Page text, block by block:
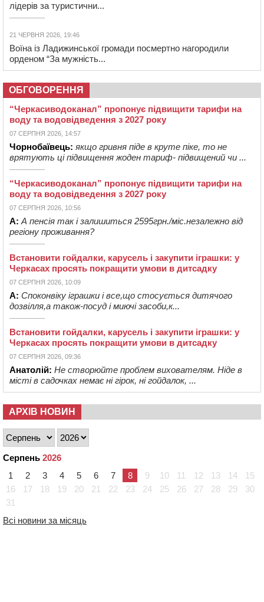
лідерів за туристични...
21 ЧЕРВНЯ 2026, 19:46
Воїна із Ладижинської громади посмертно нагородили
орденом “За мужність...
ОБГОВОРЕННЯ
“Черкасиводоканал” пропонує підвищити тарифи на
воду та водовідведення з 2027 року
07 СЕРПНЯ 2026, 14:57
Чорнобаївець: якщо гривня піде в круте піке, то не
врятують ці підвищення жоден тариф- підвищений чи ...
“Черкасиводоканал” пропонує підвищити тарифи на
воду та водовідведення з 2027 року
07 СЕРПНЯ 2026, 10:56
А: А пенсія так і залишиться 2595грн./міс.незалежно від
регіону проживання?
Встановити гойдалки, карусель і закупити іграшки: у
Черкасах просять покращити умови в дитсадку
07 СЕРПНЯ 2026, 10:09
А: Споконвіку іграшки і все,що стосується дитячого
дозвілля,а також-посуд і миючі засоби,к...
Встановити гойдалки, карусель і закупити іграшки: у
Черкасах просять покращити умови в дитсадку
07 СЕРПНЯ 2026, 09:36
Анатолій: Не створюйте проблем вихователям. Ніде в
місті в садочках немає ні гірок, ні гойдалок, ...
АРХІВ НОВИН
Серпень 2026
1
2 3 4 5 6 7 8 9 10 11 12 13 14
15
16
17 18 19 20 21 22 23 24 25 26 27 28 29
30
31
Всі новини за місяць